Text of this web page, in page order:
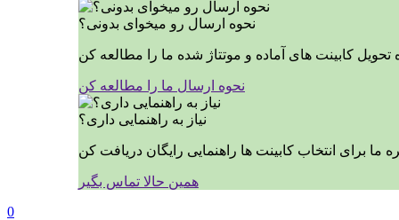
نحوه ارسال رو میخوای بدونی؟
تحویل کابینت های آماده و موتتاژ شده ما را مطالعه کن
نحوه ارسال ما را مطالعه کن
نیاز به راهنمایی داری؟
همین حالا تماس بگیر
0